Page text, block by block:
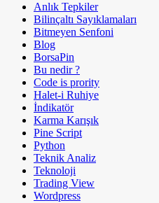
Anlık Tepkiler
Bilinçaltı Sayıklamaları
Bitmeyen Senfoni
Blog
BorsaPin
Bu nedir ?
Code is prority
Halet-i Ruhiye
İndikatör
Karma Karışık
Pine Script
Python
Teknik Analiz
Teknoloji
Trading View
Wordpress